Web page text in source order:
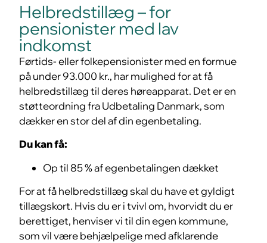
Helbredstillæg – for
pensionister med lav
indkomst
Førtids- eller folkepensionister med en formue
på under 93.000 kr., har mulighed for at få
helbredstillæg til deres høreapparat. Det er en
støtteordning fra Udbetaling Danmark, som
dækker en stor del af din egenbetaling.
Du kan få:
Op til 85 % af egenbetalingen dækket
For at få helbredstillæg skal du have et gyldigt
tillægskort. Hvis du er i tvivl om, hvorvidt du er
berettiget, henviser vi til din egen kommune,
som vil være behjælpelige med afklarende